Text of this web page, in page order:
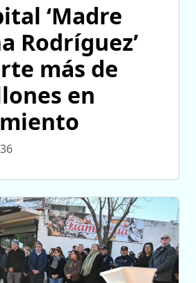
‘Madre
Rodríguez’
más de
en